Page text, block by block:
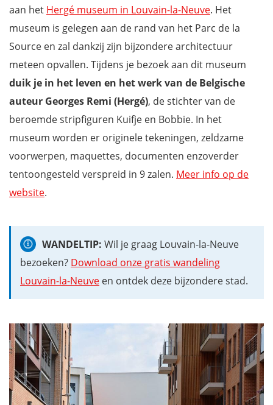
aan het Hergé museum in Louvain-la-Neuve. Het
museum is gelegen aan de rand van het Parc de la
Source en zal dankzij zijn bijzondere architectuur
meteen opvallen. Tijdens je bezoek aan dit museum
duik je in het leven en het werk van de Belgische
auteur Georges Remi (Hergé), de stichter van de
beroemde stripfiguren Kuifje en Bobbie. In het
museum worden er originele tekeningen, zeldzame
voorwerpen, maquettes, documenten enzoverder
tentoongesteld verspreid in 9 zalen. Meer info op de
website.
WANDELTIP: Wil je graag Louvain-la-Neuve
bezoeken? Download onze gratis wandeling
Louvain-la-Neuve en ontdek deze bijzondere stad.